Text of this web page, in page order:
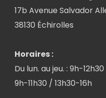
17b Avenue Salvador
38130 Échirolles
Horaires :
Du lun. au jeu. : 9h-
9h-11h30 / 13h30-16h